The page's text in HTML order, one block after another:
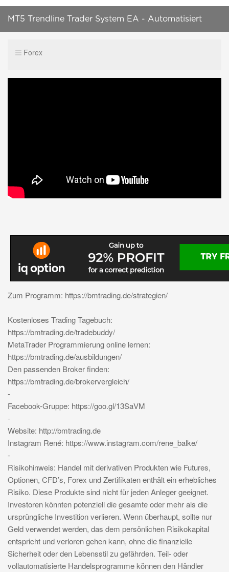
MT5 Trendline Trader System EA - Automatisiert
Forex
Zum Programm: https://bmtrading.de/strategien/
Kostenloses Trading Tagebuch:
https://bmtrading.de/tradebuddy/
MetaTrader Programmierung online lernen:
https://bmtrading.de/ausbildungen/
Den passenden Broker finden:
https://bmtrading.de/brokervergleich/
-
Facebook-Gruppe: https://goo.gl/13SaVM
-
Website: http://bmtrading.de
Instagram René: https://www.instagram.com/rene_balke/
-
Risikohinweis: Handel mit derivativen Produkten wie Futures,
Optionen, CFD’s, Forex und Zertifikaten enthält ein erhebliches
Risiko. Diese Produkte sind nicht für jeden Anleger geeignet.
Investoren könnten potenziell die gesamte oder mehr als die
ursprüngliche Investition verlieren. Wenn überhaupt, sollte nur
Geld verwendet werden, das dem persönlichen Risikokapital
entspricht und verloren gehen kann, ohne die finanzielle
Sicherheit oder den Lebensstil zu gefährden. Teil- oder
vollautomatisierte Handelsprogramme können den Händler